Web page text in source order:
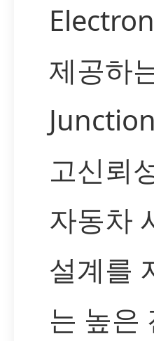
제공하
고신뢰
자동차
설계를
는 높은